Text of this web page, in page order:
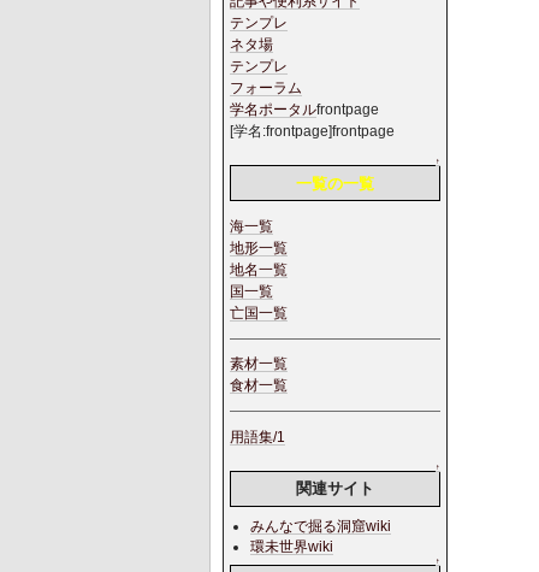
テンプレ
ネタ場
テンプレ
フォーラム
学名ポータルfrontpage
[学名:frontpage]frontpage
↑
一覧の一覧
海一覧
地形一覧
地名一覧
国一覧
亡国一覧
素材一覧
食材一覧
用語集/1
↑
関連サイト
みんなで掘る洞窟wiki
環未世界wiki
↑